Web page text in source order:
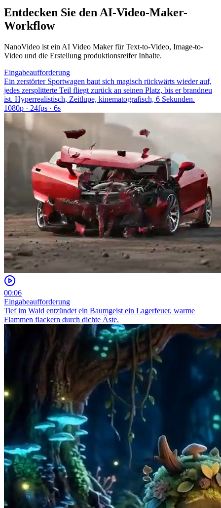
Entdecken Sie den AI-Video-Maker-
Workflow
NanoVideo ist ein AI Video Maker für Text-to-Video, Image-to-
Video und die Erstellung produktionsreifer Inhalte.
Eingabeaufforderung
Ein zerstörter Sportwagen baut sich magisch rückwärts wieder auf,
jedes zersplitterte Teil fliegt zurück an seinen Platz, bis er brandneu
ist. Hyperrealistisch, Zeitlupe, kinematografisch, 6 Sekunden.
1080p · 24fps · 6s
00:06
Eingabeaufforderung
Tief im Wald entzündet ein Baumgeist ein Lagerfeuer, warme
Flammen flackern durch dichte Äste.